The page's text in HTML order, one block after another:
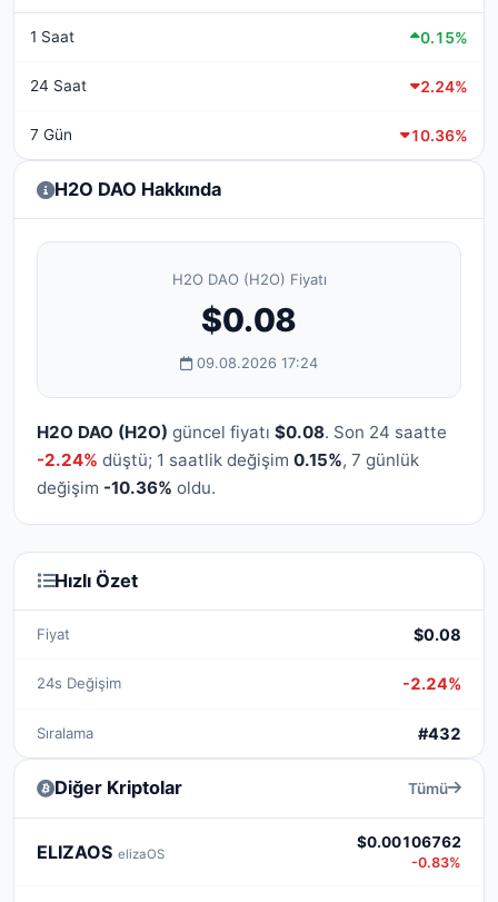
1 Saat 0.15%
24 Saat 2.24%
7 Gün 10.36%
H2O DAO Hakkında
H2O DAO (H2O) Fiyatı
$0.08
09.08.2026 17:24
H2O DAO (H2O) güncel fiyatı $0.08. Son 24 saatte
-2.24% düştü; 1 saatlik değişim 0.15%, 7 günlük
değişim -10.36% oldu.
Hızlı Özet
Fiyat $0.08
24s Değişim -2.24%
Sıralama #432
Diğer Kriptolar Tümü
ELIZAOS elizaOS
$0.00106762
-0.83%